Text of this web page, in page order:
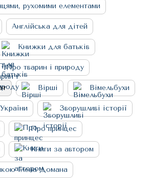
рухомими елементами
Англійська для дітей
Книжки для батьків
Про тварин і природу
Вірші Вімельбухи
Зворушливі історії
Про принцес
Книги за автором
Глена Домана